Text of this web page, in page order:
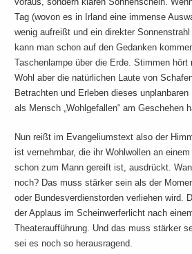
Tag (wovon es in Irland eine immense
wenig aufreißt und ein direkter
kann man schon auf den Gedanken
Taschenlampe über die Erde. Stimmen
Wohl aber die natürlichen Laute von
Betrachten und Erleben dieses
als Mensch „Wohlgefallen“ am Geschehen
Nun reißt im Evangeliumstext also der
ist vernehmbar, die ihr Wohlwollen an
schon zum Mann gereift ist, ausdrückt.
noch? Das muss stärker sein als der
oder Bundesverdienstorden verliehen wird.
der Applaus im Scheinwerferlicht nach
Theateraufführung. Und das muss stärker
sei es noch so herausragend.